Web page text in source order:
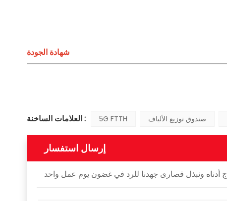
شهادة الجودة
العلامات الساخنة : 5G FTTH صندوق توزيع الألياف
إرسال استفسار